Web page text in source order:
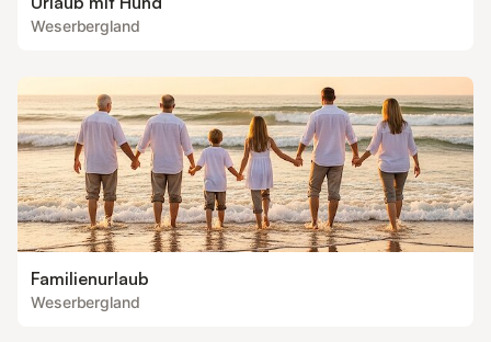
Weserbergland
Familienurlaub
Weserbergland